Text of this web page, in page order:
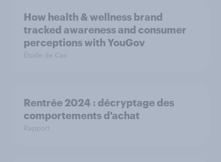
How health & wellness brand
tracked awareness and consumer
perceptions with YouGov
Étude de Cas
Rentrée 2024 : décryptage des
comportements d'achat
Rapport